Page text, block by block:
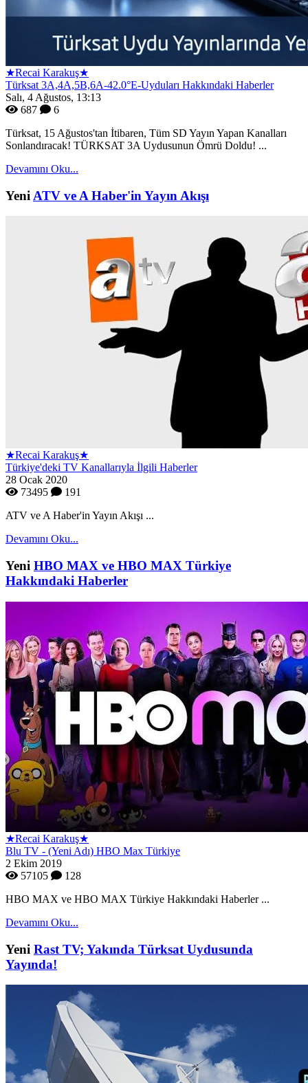
★Recai Karakuş★
Türksat 3A,4A,5B,6A-42.0°E-Uyduları Hakkındaki Haberler
Salı, 4 Ağustos, 13:13
687
6
Türksat, 15 Ağustos'tan İtibaren, Tüm SD Yayın Yapan Kanalları
Sonlandıracak! TÜRKSAT 3A Uydusunun Ömrü Doldu! ...
Devamını Oku...
Yeni ATV ve A Haber'in Yayın Akışı
★Recai Karakuş★
Türkiye'deki TV Kanallarıyla İlgili Haberler
28 Ocak 2020
73495
191
ATV ve A Haber'in Yayın Akışı ...
Devamını Oku...
Yeni HBO MAX ve HBO MAX Türkiye
Hakkındaki Haberler
★Recai Karakuş★
Blu TV - (Yeni Adı) HBO Max Türkiye
2 Ekim 2019
57105
128
HBO MAX ve HBO MAX Türkiye Hakkındaki Haberler ...
Devamını Oku...
Yeni Rast TV; Yakında Türksat Uydusunda
Yayında!